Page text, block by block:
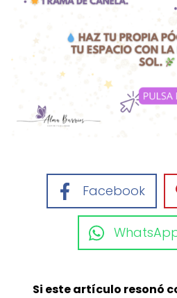
Facebook
Si este artículo resonó